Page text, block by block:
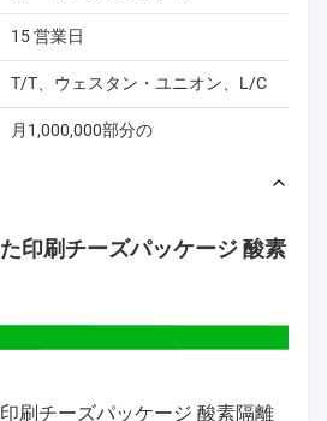
15 営業日
T/T、ウェスタン・ユニオン、L/C
月1,000,000部分の
印刷チーズパッケージ 酸素
刷チーズパッケージ 酸素隔離